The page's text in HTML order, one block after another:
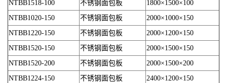
NTBB1518-100
不锈钢面包板
1800×1500×100
NTBB1020-150
不锈钢面包板
2000×1000×150
NTBB1220-150
不锈钢面包板
2000×1200×150
NTBB1520-150
不锈钢面包板
2000×1500×150
NTBB1520-200
不锈钢面包板
2000×1500×200
NTBB1224-150
不锈钢面包板
2400×1200×150